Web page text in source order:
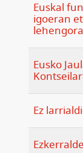
Euskal
igoeran
Eusko
Ez